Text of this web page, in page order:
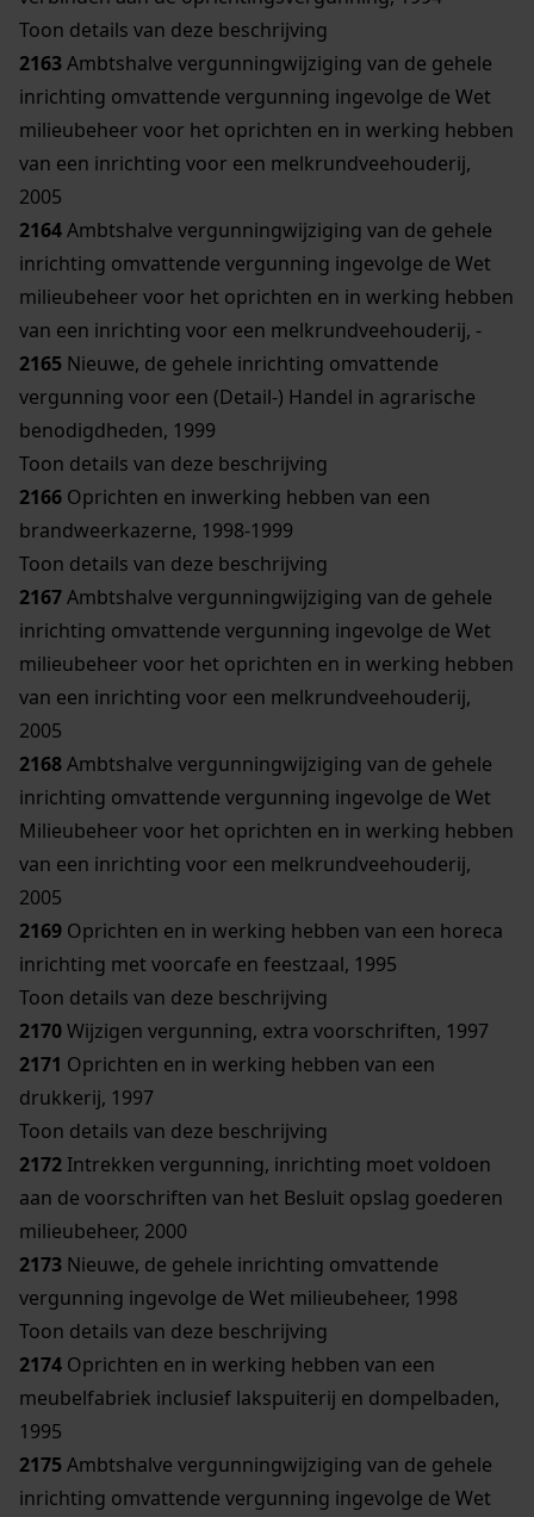
Toon details van deze beschrijving
2163Ambtshalve vergunningwijziging van de gehele
inrichting omvattende vergunning ingevolge de Wet
milieubeheer voor het oprichten en in werking hebben
van een inrichting voor een melkrundveehouderij,
2005
2164Ambtshalve vergunningwijziging van de gehele
inrichting omvattende vergunning ingevolge de Wet
milieubeheer voor het oprichten en in werking hebben
van een inrichting voor een melkrundveehouderij, -
2165 Nieuwe, de gehele inrichting omvattende
vergunning voor een (Detail-) Handel in agrarische
benodigdheden, 1999
Toon details van deze beschrijving
2166 Oprichten en inwerking hebben van een
brandweerkazerne, 1998-1999
Toon details van deze beschrijving
2167Ambtshalve vergunningwijziging van de gehele
inrichting omvattende vergunning ingevolge de Wet
milieubeheer voor het oprichten en in werking hebben
van een inrichting voor een melkrundveehouderij,
2005
2168Ambtshalve vergunningwijziging van de gehele
inrichting omvattende vergunning ingevolge de Wet
Milieubeheer voor het oprichten en in werking hebben
van een inrichting voor een melkrundveehouderij,
2005
2169 Oprichten en in werking hebben van een horeca
inrichting met voorcafe en feestzaal, 1995
Toon details van deze beschrijving
2170Wijzigen vergunning, extra voorschriften, 1997
2171 Oprichten en in werking hebben van een
drukkerij, 1997
Toon details van deze beschrijving
2172 Intrekken vergunning, inrichting moet voldoen
aan de voorschriften van het Besluit opslag goederen
milieubeheer, 2000
2173 Nieuwe, de gehele inrichting omvattende
vergunning ingevolge de Wet milieubeheer, 1998
Toon details van deze beschrijving
2174 Oprichten en in werking hebben van een
meubelfabriek inclusief lakspuiterij en dompelbaden,
1995
2175Ambtshalve vergunningwijziging van de gehele
inrichting omvattende vergunning ingevolge de Wet